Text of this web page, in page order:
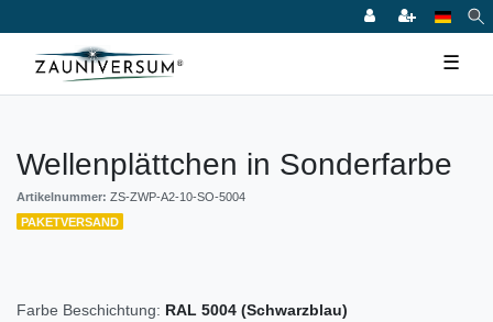
☰
Wellenplättchen in Sonderfarbe
Artikelnummer: ZS-ZWP-A2-10-SO-5004
PAKETVERSAND
Farbe Beschichtung: RAL 5004 (Schwarzblau)